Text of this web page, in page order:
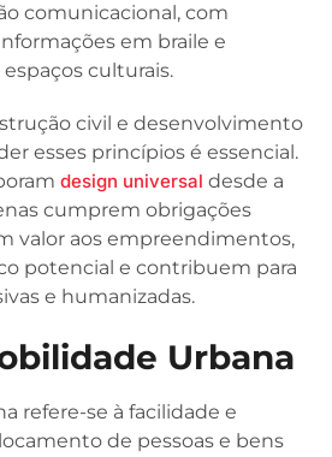
comunicacional, com
em braile e
culturais.
civil e desenvolvimento
esses princípios é essencial.
design universal desde a
cumprem obrigações
valor aos empreendimentos,
potencial e contribuem para
e humanizadas.
Urbana
refere-se à facilidade e
de pessoas e bens